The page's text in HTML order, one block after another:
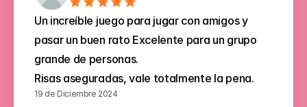
Un increíble juego para jugar con amigos y
pasar un buen rato Excelente para un grupo
grande de personas.
Risas aseguradas, vale totalmente la pena.
19 de Diciembre 2024